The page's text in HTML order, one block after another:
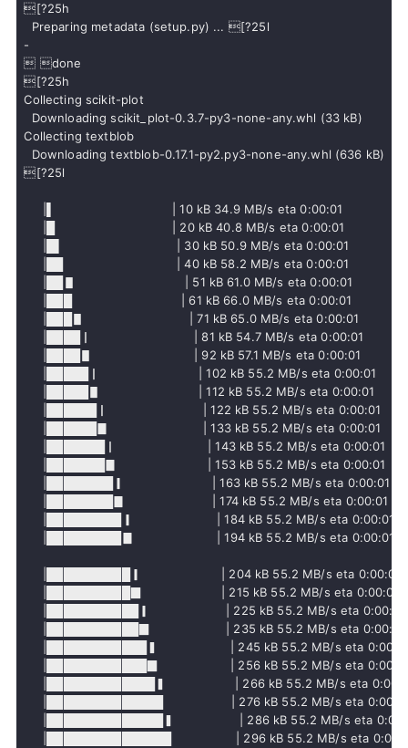
[?25h
  Preparing metadata (setup.py) ... [?25l
-
 done
[?25h
Collecting scikit-plot
Collecting textblob
  Downloading textblob-0.17.1-py2.py3-none-any.whl (636 kB)
[?25l
     |▌                               | 10 kB 34.9 MB/s eta 0:00:01
     |█                               | 20 kB 40.8 MB/s eta 0:00:01
     |█▌                              | 30 kB 50.9 MB/s eta 0:00:01
     |██                              | 40 kB 58.2 MB/s eta 0:00:01
     |██▋                             | 51 kB 61.0 MB/s eta 0:00:01
     |███                             | 61 kB 66.0 MB/s eta 0:00:01
     |███▋                            | 71 kB 65.0 MB/s eta 0:00:01
     |████▏                           | 81 kB 54.7 MB/s eta 0:00:01
     |████▋                           | 92 kB 57.1 MB/s eta 0:00:01
     |█████▏                          | 102 kB 55.2 MB/s eta 0:00:01
     |█████▋                          | 112 kB 55.2 MB/s eta 0:00:01
     |██████▏                         | 122 kB 55.2 MB/s eta 0:00:01
     |██████▊                         | 133 kB 55.2 MB/s eta 0:00:01
     |███████▏                        | 143 kB 55.2 MB/s eta 0:00:01
     |███████▊                        | 153 kB 55.2 MB/s eta 0:00:01
     |████████▎                       | 163 kB 55.2 MB/s eta 0:00:01
     |████████▊                       | 174 kB 55.2 MB/s eta 0:00:01
     |█████████▎                      | 184 kB 55.2 MB/s eta 0:00:01
     |█████████▊                      | 194 kB 55.2 MB/s eta 0:00:01
     |██████████▎                     | 204 kB 55.2 MB/s eta 0:00:01
     |██████████▉                     | 215 kB 55.2 MB/s eta 0:00:01
     |███████████▎                    | 225 kB 55.2 MB/s eta 0:00:01
     |███████████▉                    | 235 kB 55.2 MB/s eta 0:00:01
|████████████▍                   | 245 kB 55.2 MB/s eta
|████████████▉                   | 256 kB 55.2 MB/s eta
|█████████████▍                  | 266 kB 55.2 MB/s eta
|██████████████                  | 276 kB 55.2 MB/s eta
|██████████████▍                 | 286 kB 55.2 MB/s eta
|███████████████                 | 296 kB 55.2 MB/s eta